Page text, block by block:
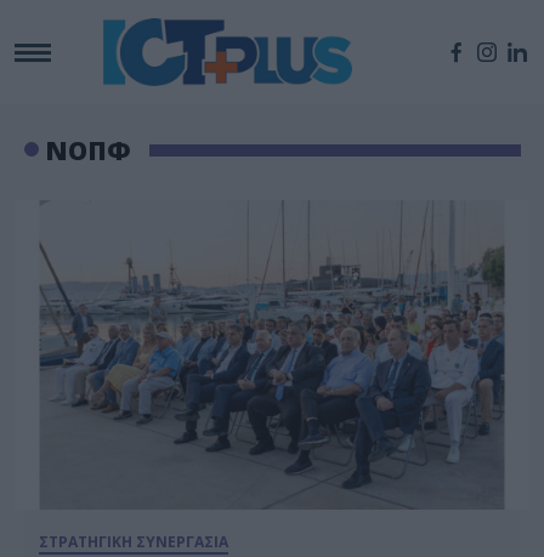
ΝΟΠΦ
ΣΤΡΑΤΗΓΙΚΗ ΣΥΝΕΡΓΑΣΙΑ